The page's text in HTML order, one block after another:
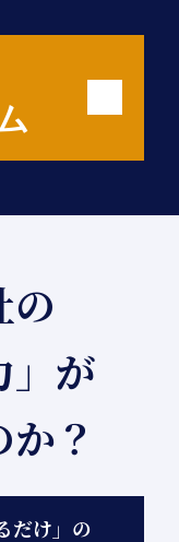
の
」が
？
だけ」の